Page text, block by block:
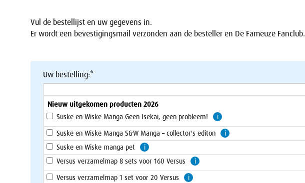
Vul de bestellijst en uw gegevens in.
Er wordt een bevestigingsmail verzonden aan de besteller en De Fameuze Fanclub.
Uw bestelling:*
Nieuw uitgekomen producten 2026
Suske en Wiske Manga Geen Isekai, geen probleem!
i
Suske en Wiske Manga S&W Manga – collector's editon
i
Suske en Wiske manga pet
i
Versus verzamelmap 8 sets voor 160 Versus
i
Versus verzamelmap 1 set voor 20 Versus
i